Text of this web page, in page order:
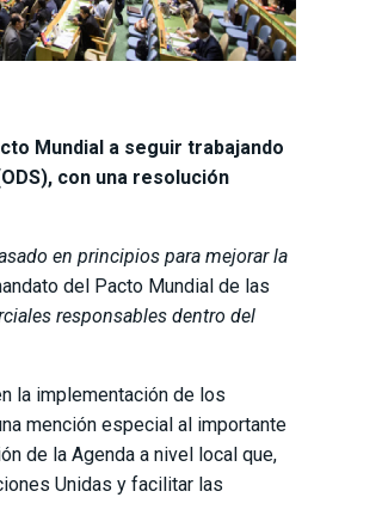
Mundial a seguir trabajando
con una resolución
en principios para mejorar la
del Pacto Mundial de las
responsables dentro del
la implementación de los
mención especial al importante
de la Agenda a nivel local que,
Unidas y facilitar las